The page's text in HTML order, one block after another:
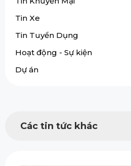
Tin Xe
Tin Tuyển Dụng
Hoạt động - Sự kiện
Dự án
Các tin tức khác